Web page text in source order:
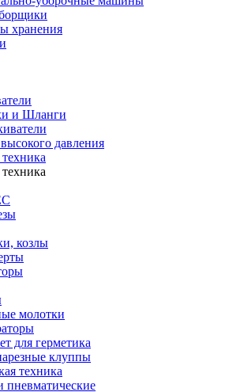
хранения
и Шланги
давления
козлы
молотки
для герметика
клуппы
техника